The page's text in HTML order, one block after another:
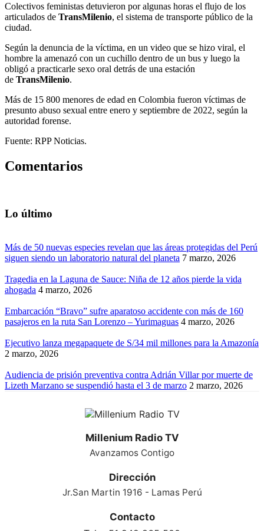
Colectivos feministas detuvieron por algunas horas el flujo de los
articulados de TransMilenio, el sistema de transporte público de la
ciudad.
Según la denuncia de la víctima, en un video que se hizo viral, el
hombre la amenazó con un cuchillo dentro de un bus y luego la
obligó a practicarle sexo oral detrás de una estación
de TransMilenio.
Más de 15 800 menores de edad en Colombia fueron víctimas de
presunto abuso sexual entre enero y septiembre de 2022, según la
autoridad forense.
Fuente: RPP Noticias.
Comentarios
Lo último
Más de 50 nuevas especies revelan que las áreas protegidas del Perú
siguen siendo un laboratorio natural del planeta 7 marzo, 2026
Tragedia en la Laguna de Sauce: Niña de 12 años pierde la vida
ahogada 4 marzo, 2026
Embarcación “Bravo” sufre aparatoso accidente con más de 160
pasajeros en la ruta San Lorenzo – Yurimaguas 4 marzo, 2026
Ejecutivo lanza megapaquete de S/34 mil millones para la Amazonía
2 marzo, 2026
Audiencia de prisión preventiva contra Adrián Villar por muerte de
Lizeth Marzano se suspendió hasta el 3 de marzo 2 marzo, 2026
Millenium Radio TV
Avanzamos Contigo
Dirección
Jr.San Martin 1916 - Lamas Perú
Contacto